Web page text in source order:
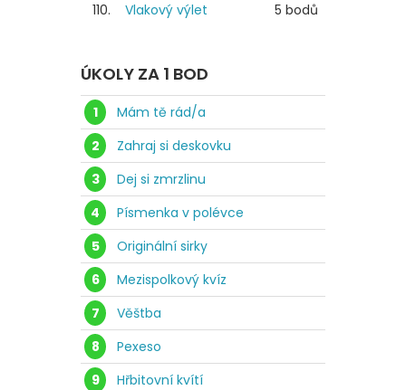
110.
Vlakový výlet 5 bodů
ÚKOLY ZA 1 BOD
1
Mám tě rád/a
2
Zahraj si deskovku
3
Dej si zmrzlinu
4
Písmenka v polévce
5
Originální sirky
6
Mezispolkový kvíz
7
Věštba
8
Pexeso
9
Hřbitovní kvítí